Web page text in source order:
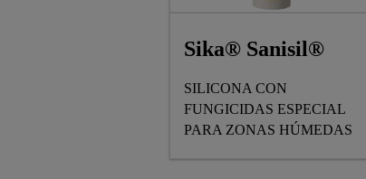
Sika® Sanisil®
SILICONA CON
FUNGICIDAS ESPECIAL
PARA ZONAS HÚMEDAS